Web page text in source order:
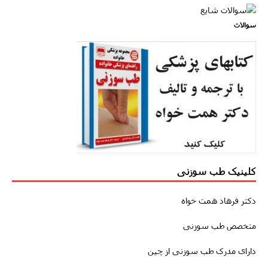
سوالات
کلینیک طب سوزنی
دکتر فرهاد همت خواه
متخصص طب سوزنی
دارای مدرک طب سوزنی از چین